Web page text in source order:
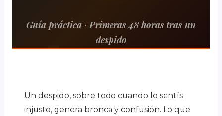
Guía práctica · Primeras 48 horas tras un
despido
Un despido, sobre todo cuando lo sentís
injusto, genera bronca y confusión. Lo que